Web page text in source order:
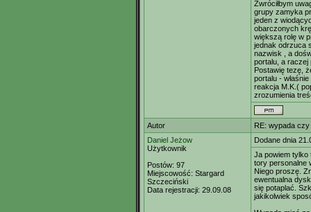
Zwróciłbym
grupy zamyka
jeden z
obarczonych
większą rolę w
jednak odrzuca
nazwisk , a
portalu, a raczej
Postawię tezę,
portalu -
reakcja M.K.(
zrozumienia
Autor
RE: wypada
Daniel Jeżow
Użytkownik
Postów: 97
Miejscowość: Stargard
Szczeciński
Data rejestracji: 29.09.08
Dodane dnia
Ja powiem tylko
tory personalne
Niego proszę.
ewentualna
się potaplać.
jakikolwiek